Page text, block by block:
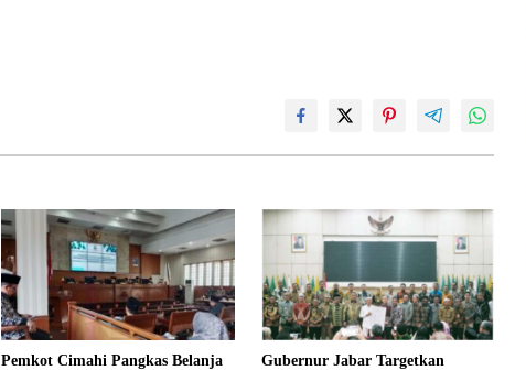
Pemkot Cimahi Pangkas Belanja
Gubernur Jabar Targetkan